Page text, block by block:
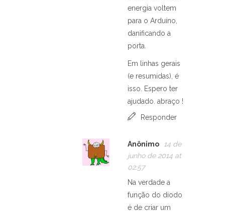
energia voltem
para o Arduíno,
danificando a
porta.
Em linhas gerais
(e resumidas), é
isso. Espero ter
ajudado. abraço !
Responder
Anônimo
14 de
junho de 2014 at
02:57
Na verdade a
função do diodo
é de criar um